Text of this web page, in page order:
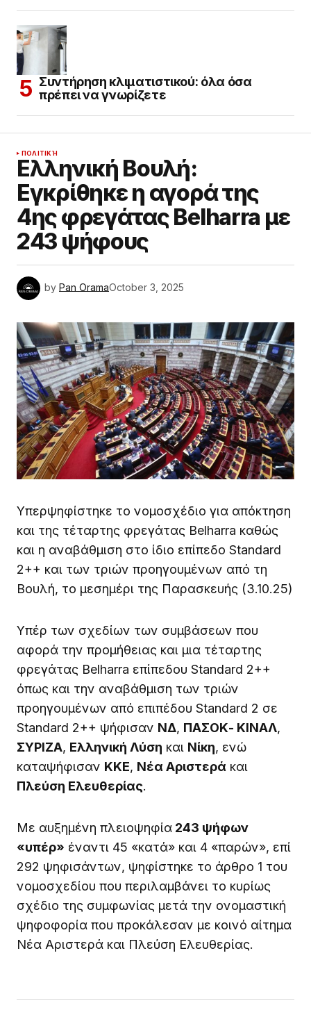
Συντήρηση κλιματιστικού: όλα όσα
πρέπει να γνωρίζετε
ΠΟΛΙΤΙΚΉ
Ελληνική Βουλή:
Εγκρίθηκε η αγορά της
4ης φρεγάτας Belharra με
243 ψήφους
by Pan OramaOctober 3, 2025
Υπερψηφίστηκε το νομοσχέδιο για απόκτηση
και της τέταρτης φρεγάτας Belharra καθώς
και η αναβάθμιση στο ίδιο επίπεδο Standard
2++ και των τριών προηγουμένων από τη
Βουλή, το μεσημέρι της Παρασκευής (3.10.25)
Υπέρ των σχεδίων των συμβάσεων που
αφορά την προμήθειας και μια τέταρτης
φρεγάτας Belharra επίπεδου Standard 2++
όπως και την αναβάθμιση των τριών
προηγουμένων από επιπέδου Standard 2 σε
Standard 2++ ψήφισαν ΝΔ, ΠΑΣΟΚ- ΚΙΝΑΛ,
ΣΥΡΙΖΑ, Ελληνική Λύση και Νίκη, ενώ
καταψήφισαν ΚΚΕ, Νέα Αριστερά και
Πλεύση Ελευθερίας.
Με αυξημένη πλειοψηφία 243 ψήφων
«υπέρ» έναντι 45 «κατά» και 4 «παρών», επί
292 ψηφισάντων, ψηφίστηκε το άρθρο 1 του
νομοσχεδίου που περιλαμβάνει το κυρίως
σχέδιο της συμφωνίας μετά την ονομαστική
ψηφοφορία που προκάλεσαν με κοινό αίτημα
Νέα Αριστερά και Πλεύση Ελευθερίας.